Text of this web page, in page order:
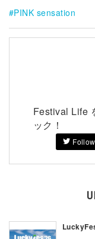
PINK sensation
Festival Life
ック！
Follow